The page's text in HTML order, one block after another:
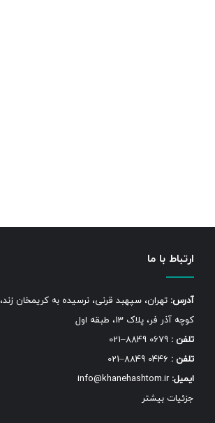
ارتباط با ما
آدرس: تهران، سپهبد قرنی، نرسیده به کریمخان زند،
کوچه آذر فر، پلاک 13، طبقه اول
تلفن : 0679 8849–021
تلفن :
ایمیل:info@khanehashtom.ir
جزئیات بیشتر